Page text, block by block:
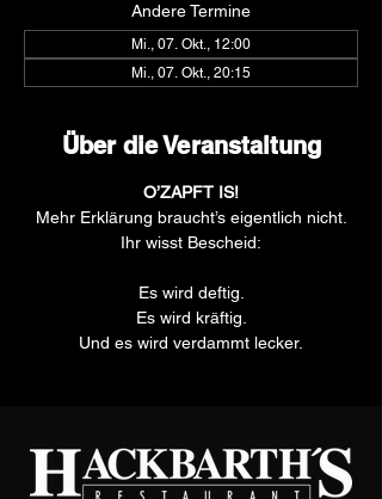
Andere Termine
Mi., 07. Okt., 12:00
Mi., 07. Okt., 20:15
Über die Veranstaltung
O’ZAPFT IS!
Mehr Erklärung braucht’s eigentlich nicht.
Ihr wisst Bescheid:
Es wird deftig.
Es wird kräftig.
Und es wird verdammt lecker.